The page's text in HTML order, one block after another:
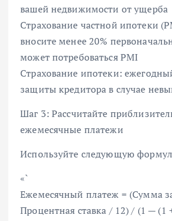
вашей недвижимости от ущерба
Страхование частной ипотеки
вносите менее 20%
может потребоваться PMI
Страхование ипотеки:
защиты кредитора в случае
Шаг 3: Рассчитайте
ежемесячные платежи
Используйте следующую
«`
Eжемесячный платеж = (Сумма
Процентная ставка / 12) / (1 — (1